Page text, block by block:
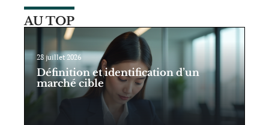
AU TOP
28 juillet 2026
Définition et identification d’un
marché cible